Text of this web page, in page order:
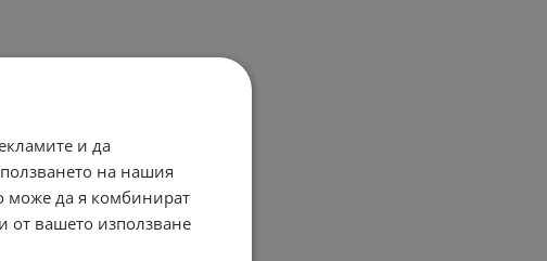
и да
на нашия
може да я комбинират
от вашето използване